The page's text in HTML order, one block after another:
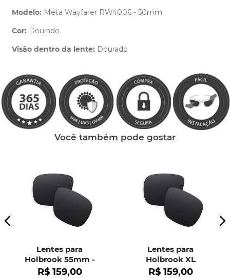
Modelo: Meta Wayfarer RW4006 - 50mm
Cor: Dourado
Visão dentro da lente: Dourado
Você também pode gostar
Lentes para
Holbrook 55mm -
OO9102
R$ 159,00
Lentes para
Holbrook XL
R$ 159,00